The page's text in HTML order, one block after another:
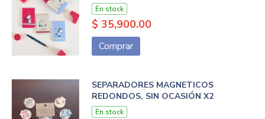
En stock
$ 35,900.00
Comprar
SEPARADORES MAGNETICOS
REDONDOS, SIN OCASIÓN X2
En stock